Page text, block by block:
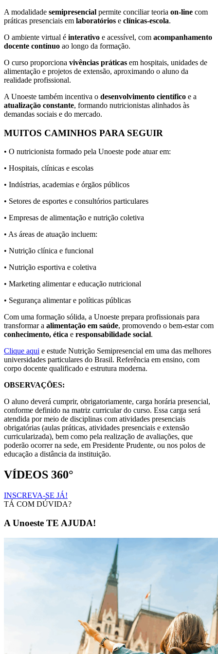
A modalidade semipresencial permite conciliar teoria on-line com
práticas presenciais em laboratórios e clínicas-escola.
O ambiente virtual é interativo e acessível, com acompanhamento
docente contínuo ao longo da formação.
O curso proporciona vivências práticas em hospitais, unidades de
alimentação e projetos de extensão, aproximando o aluno da
realidade profissional.
A Unoeste também incentiva o desenvolvimento científico e a
atualização constante, formando nutricionistas alinhados às
demandas sociais e do mercado.
MUITOS CAMINHOS PARA SEGUIR
• O nutricionista formado pela Unoeste pode atuar em:
• Hospitais, clínicas e escolas
• Indústrias, academias e órgãos públicos
• Setores de esportes e consultórios particulares
• Empresas de alimentação e nutrição coletiva
• As áreas de atuação incluem:
• Nutrição clínica e funcional
• Nutrição esportiva e coletiva
• Marketing alimentar e educação nutricional
• Segurança alimentar e políticas públicas
Com uma formação sólida, a Unoeste prepara profissionais para
transformar a alimentação em saúde, promovendo o bem-estar com
conhecimento, ética e responsabilidade social.
Clique aqui e estude Nutrição Semipresencial em uma das melhores
universidades particulares do Brasil. Referência em ensino, com
corpo docente qualificado e estrutura moderna.
OBSERVAÇÕES:
O aluno deverá cumprir, obrigatoriamente, carga horária presencial,
conforme definido na matriz curricular do curso. Essa carga será
atendida por meio de disciplinas com atividades presenciais
obrigatórias (aulas práticas, atividades presenciais e extensão
curricularizada), bem como pela realização de avaliações, que
poderão ocorrer na sede, em Presidente Prudente, ou nos polos de
educação a distância da instituição.
VÍDEOS 360°
INSCREVA-SE JÁ!
TÁ COM DÚVIDA?
A Unoeste TE AJUDA!